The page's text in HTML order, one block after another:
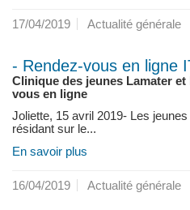
17/04/2019 Actualité générale
- Rendez-vous en ligne
Clinique des jeunes Lamater
vous en ligne
Joliette, 15 avril 2019- Les
résidant sur le...
En savoir plus
16/04/2019 Actualité générale